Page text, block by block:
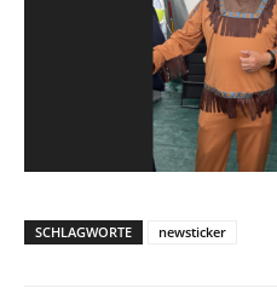
SCHLAGWORTE newsticker